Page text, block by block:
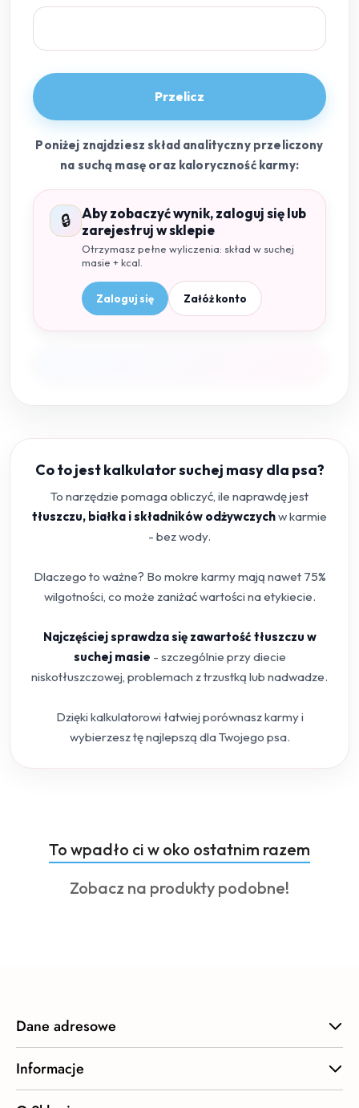
Przelicz
Poniżej znajdziesz skład analityczny przeliczony
na suchą masę oraz kaloryczność karmy:
🔒
Aby zobaczyć wynik, zaloguj się lub
zarejestruj w sklepie
Otrzymasz pełne wyliczenia: skład w suchej
masie + kcal.
Zaloguj się Załóż konto
Co to jest kalkulator suchej masy dla psa?
To narzędzie pomaga obliczyć, ile naprawdę jest
tłuszczu, białka i składników odżywczychw karmie
- bez wody.
Dlaczego to ważne? Bo mokre karmy mają nawet 75%
wilgotności, co może zaniżać wartości na etykiecie.
Najczęściej sprawdza się zawartość tłuszczu w
suchej masie - szczególnie przy diecie
niskotłuszczowej, problemach z trzustką lub nadwadze.
Dzięki kalkulatorowi łatwiej porównasz karmy i
wybierzesz tę najlepszą dla Twojego psa.
Pomiń karuzelę produktów
Produkty
o
statusie:
To wpadło ci w oko ostatnim razem
Produkty
Zobacz na produkty podobne!
Dane adresowe
Informacje